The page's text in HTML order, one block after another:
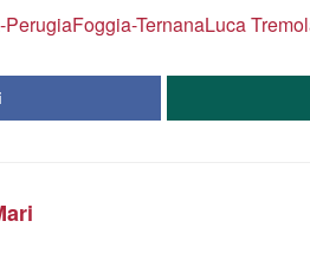
PerugiaFoggia-TernanaLuca